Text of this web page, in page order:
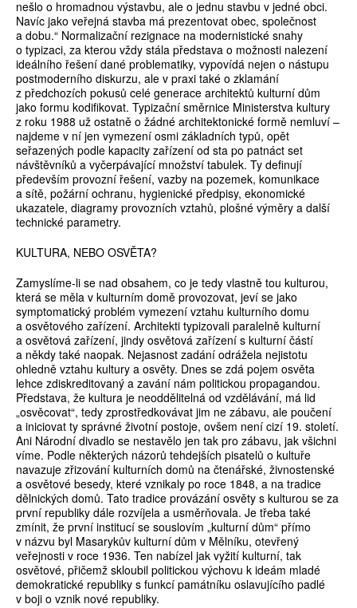
nešlo o hromadnou výstavbu, ale o jednu stavbu v jedné obci.
Navíc jako veřejná stavba má prezentovat obec, společnost
a dobu.“ Normalizační rezignace na modernistické snahy
o typizaci, za kterou vždy stála představa o možnosti nalezení
ideálního řešení dané problematiky, vypovídá nejen o nástupu
postmoderního diskurzu, ale v praxi také o zklamání
z předchozích pokusů celé generace architektů kulturní dům
jako formu kodifikovat. Typizační směrnice Ministerstva kultury
z roku 1988 už ostatně o žádné architektonické formě nemluví –
najdeme v ní jen vymezení osmi základních typů, opět
seřazených podle kapacity zařízení od sta po patnáct set
návštěvníků a vyčerpávající množství tabulek. Ty definují
především provozní řešení, vazby na pozemek, komunikace
a sítě, požární ochranu, hygienické předpisy, ekonomické
ukazatele, diagramy provozních vztahů, plošné výměry a další
technické parametry.
KULTURA, NEBO OSVĚTA?
Zamyslíme-li se nad obsahem, co je tedy vlastně tou kulturou,
která se měla v kulturním domě provozovat, jeví se jako
symptomatický problém vymezení vztahu kulturního domu
a osvětového zařízení. Architekti typizovali paralelně kulturní
a osvětová zařízení, jindy osvětová zařízení s kulturní částí
a někdy také naopak. Nejasnost zadání odrážela nejistotu
ohledně vztahu kultury a osvěty. Dnes se zdá pojem osvěta
lehce zdiskreditovaný a zavání nám politickou propagandou.
Představa, že kultura je neoddělitelná od vzdělávání, má lid
„osvěcovat“, tedy zprostředkovávat jim ne zábavu, ale poučení
a iniciovat ty správné životní postoje, ovšem není cizí 19. století.
Ani Národní divadlo se nestavělo jen tak pro zábavu, jak všichni
víme. Podle některých názorů tehdejších pisatelů o kultuře
navazuje zřizování kulturních domů na čtenářské, živnostenské
a osvětové besedy, které vznikaly po roce 1848, a na tradice
dělnických domů. Tato tradice provázání osvěty s kulturou se za
první republiky dále rozvíjela a usměrňovala. Je třeba také
zmínit, že první institucí se souslovím „kulturní dům“ přímo
v názvu byl Masarykův kulturní dům v Mělníku, otevřený
veřejnosti v roce 1936. Ten nabízel jak vyžití kulturní, tak
osvětové, přičemž skloubil politickou výchovu k ideám mladé
demokratické republiky s funkcí památníku oslavujícího padlé
v boji o vznik nové republiky.